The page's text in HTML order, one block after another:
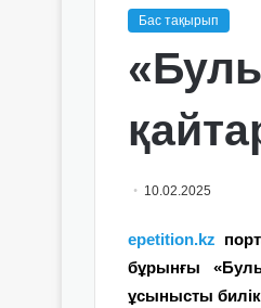
Бас тақырып
10.02.2025
epetition.kz
бұрынғы
ұсынысты